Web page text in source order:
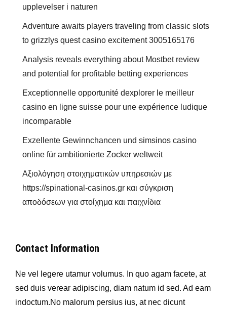
upplevelser i naturen
Adventure awaits players traveling from classic slots
to grizzlys quest casino excitement 3005165176
Analysis reveals everything about Mostbet review
and potential for profitable betting experiences
Exceptionnelle opportunité dexplorer le meilleur
casino en ligne suisse pour une expérience ludique
incomparable
Exzellente Gewinnchancen und simsinos casino
online für ambitionierte Zocker weltweit
Αξιολόγηση στοιχηματικών υπηρεσιών με
https://spinational-casinos.gr και σύγκριση
αποδόσεων για στοίχημα και παιχνίδια
Contact Information
Ne vel legere utamur volumus. In quo agam facete, at
sed duis verear adipiscing, diam natum id sed. Ad eam
indoctum.No malorum persius ius, at nec dicunt